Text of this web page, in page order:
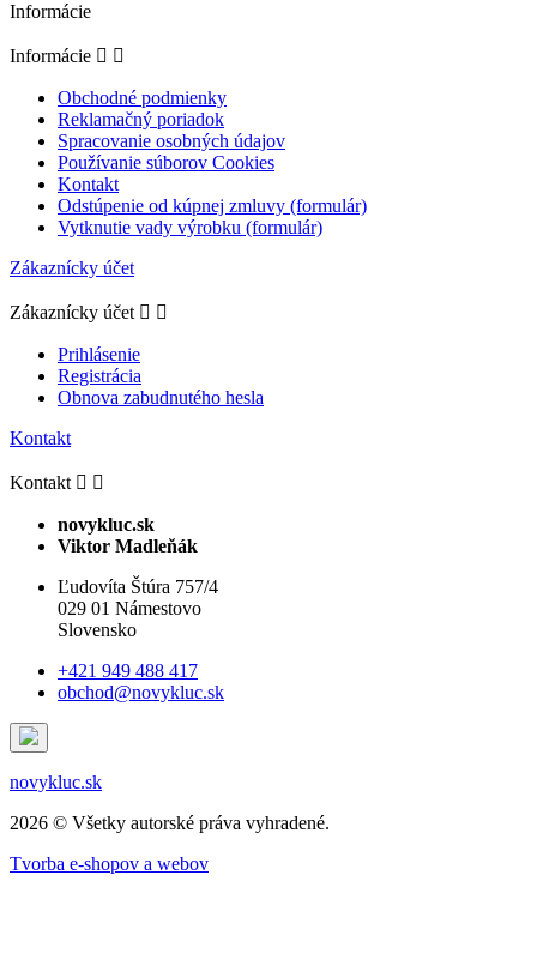
Informácie
Informácie  
Obchodné podmienky
Reklamačný poriadok
Spracovanie osobných údajov
Používanie súborov Cookies
Kontakt
Odstúpenie od kúpnej zmluvy (formulár)
Vytknutie vady výrobku (formulár)
Zákaznícky účet
Zákaznícky účet  
Prihlásenie
Registrácia
Obnova zabudnutého hesla
Kontakt
Kontakt  
novykluc.sk
Viktor Madleňák
Ľudovíta Štúra 757/4
029 01 Námestovo
Slovensko
+421 949 488 417
obchod@novykluc.sk
novykluc.sk
2026 © Všetky autorské práva vyhradené.
Tvorba e-shopov a webov